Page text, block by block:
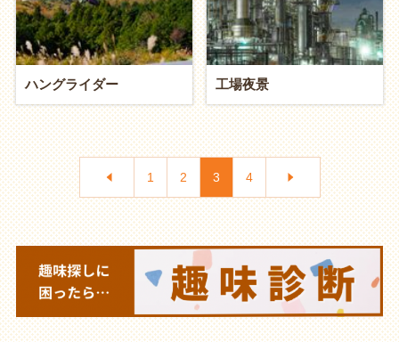
ハングライダー 工場夜景
1 2 3 4